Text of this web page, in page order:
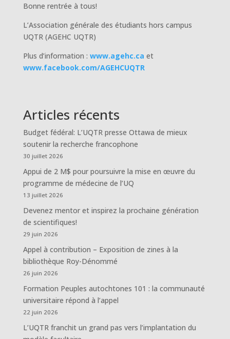
Bonne rentrée à tous!
L’Association générale des étudiants hors campus
UQTR (AGEHC UQTR)
Plus d’information : www.agehc.ca et
www.facebook.com/AGEHCUQTR
Articles récents
Budget fédéral: L’UQTR presse Ottawa de mieux
soutenir la recherche francophone
30 juillet 2026
Appui de 2 M$ pour poursuivre la mise en œuvre du
programme de médecine de l’UQ
13 juillet 2026
Devenez mentor et inspirez la prochaine génération
de scientifiques!
29 juin 2026
Appel à contribution – Exposition de zines à la
bibliothèque Roy-Dénommé
26 juin 2026
Formation Peuples autochtones 101 : la communauté
universitaire répond à l’appel
22 juin 2026
L’UQTR franchit un grand pas vers l’implantation du